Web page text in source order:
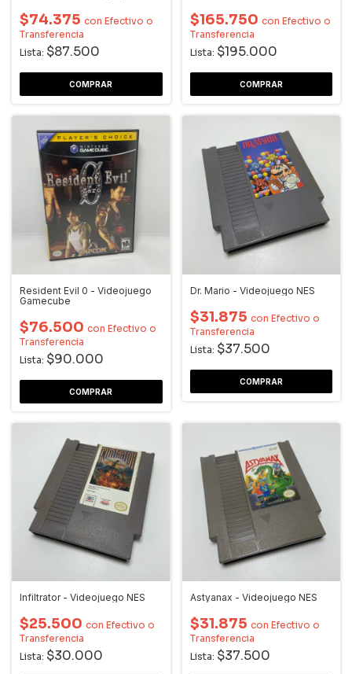
$74.375 con Efectivo o
Transferencia
Lista: $87.500
$165.750 con Efectivo o
Transferencia
Lista: $195.000
Resident Evil 0 - Videojuego
Gamecube
$76.500 con Efectivo o
Transferencia
Lista: $90.000
Dr. Mario - Videojuego NES
$31.875 con Efectivo o
Transferencia
Lista: $37.500
Infiltrator - Videojuego NES
$25.500 con Efectivo o
Transferencia
Lista: $30.000
Astyanax - Videojuego NES
$31.875 con Efectivo o
Transferencia
Lista: $37.500